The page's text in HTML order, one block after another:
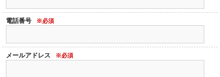
電話番号 ※必須
メールアドレス ※必須